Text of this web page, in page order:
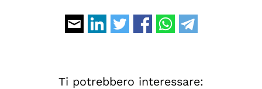
Ti potrebbero interessare: